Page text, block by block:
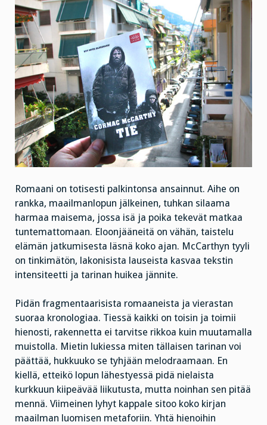
Romaani on totisesti palkintonsa ansainnut. Aihe on
rankka, maailmanlopun jälkeinen, tuhkan silaama
harmaa maisema, jossa isä ja poika tekevät matkaa
tuntemattomaan. Eloonjääneitä on vähän, taistelu
elämän jatkumisesta läsnä koko ajan. McCarthyn tyyli
on tinkimätön, lakonisista lauseista kasvaa tekstin
intensiteetti ja tarinan huikea jännite.
Pidän fragmentaarisista romaaneista ja vierastan
suoraa kronologiaa. Tiessä kaikki on toisin ja toimii
hienosti, rakennetta ei tarvitse rikkoa kuin muutamalla
muistolla. Mietin lukiessa miten tällaisen tarinan voi
päättää, hukkuuko se tyhjään melodraamaan. En
kiellä, etteikö lopun lähestyessä pidä nielaista
kurkkuun kiipeävää liikutusta, mutta noinhan sen pitää
mennä. Viimeinen lyhyt kappale sitoo koko kirjan
maailman luomisen metaforiin. Yhtä hienoihin